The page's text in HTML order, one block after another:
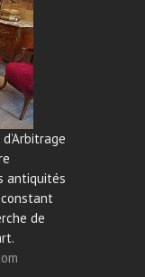
antiquités
constant
de